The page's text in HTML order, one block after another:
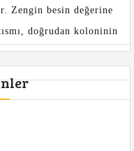
Zengin besin değerine
doğrudan koloninin
Geri kalan kısmı
karbonhidratlardan,